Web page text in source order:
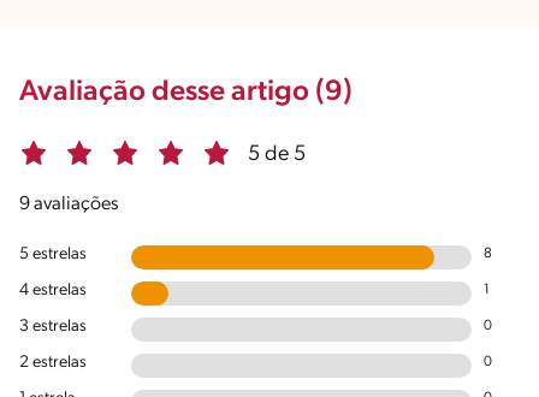
Avaliação desse artigo (9)
5 de 5
9 avaliações
5 estrelas 8
4 estrelas
3 estrelas 0
2 estrelas 0